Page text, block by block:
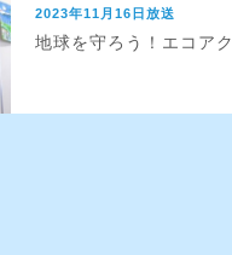
2023年11月16日放送
地球を守ろう！エコア